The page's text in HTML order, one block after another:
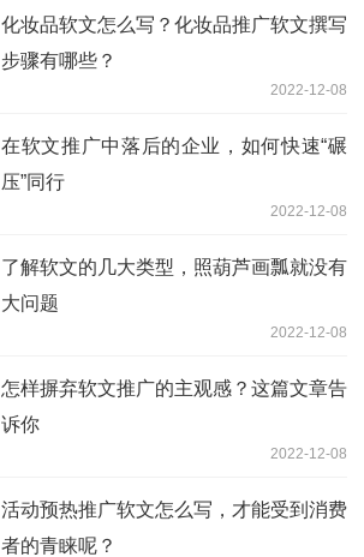
化妆品软文怎么写？化妆品推广软文撰写
步骤有哪些？
2022-12-08
在软文推广中落后的企业，如何快速“碾
压”同行
2022-12-08
了解软文的几大类型，照葫芦画瓢就没有
大问题
2022-12-08
怎样摒弃软文推广的主观感？这篇文章告
诉你
2022-12-08
活动预热推广软文怎么写，才能受到消费
者的青睐呢？